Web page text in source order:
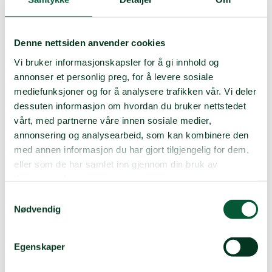
Denne nettsiden anvender cookies
Vi bruker informasjonskapsler for å gi innhold og
annonser et personlig preg, for å levere sosiale
mediefunksjoner og for å analysere trafikken vår. Vi deler
dessuten informasjon om hvordan du bruker nettstedet
vårt, med partnerne våre innen sosiale medier,
annonsering og analysearbeid, som kan kombinere den
med annen informasjon du har gjort tilgjengelig for dem,
eller som de har samlet inn gjennom din bruk av
Nødvendig
Egenskaper
MELD DEG INN NÅ!
Lurer du på noe om medlemskap i
Norsk Folkehjelp
Solidaritetsungdom?